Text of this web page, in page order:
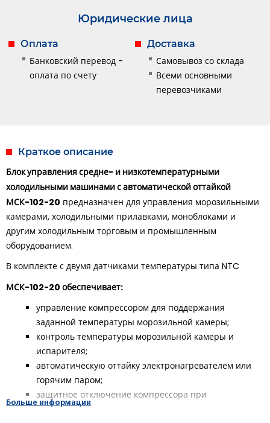
Юридические лица
Оплата
Банковский перевод -
оплата по счету
Доставка
Самовывоз со склада
Всеми основными
перевозчиками
Краткое описание
Блок управления средне- и низкотемпературными
холодильными машинами с автоматической оттайкой
МСК-102-20 предназначен для управления морозильными
камерами, холодильными прилавками, моноблоками и
другим холодильным торговым и промышленным
оборудованием.
В комплекте с двумя датчиками температуры типа NTC
МСК-102-20 обеспечивает:
управление компрессором для поддержания
заданной температуры морозильной камеры;
контроль температуры морозильной камеры и
испарителя;
автоматическую оттайку электронагревателем или
горячим паром;
защитное отключение компрессора при
недопустимых параметрах электрической сети
Больше информации